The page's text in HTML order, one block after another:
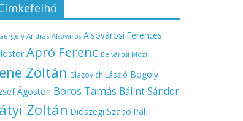
András Alsóváros Alsóvárosi Ferences
Apró Ferenc Belvárosi Mozi
Zoltán Blazovich László Bogoly
Ágoston Boros Tamás Bálint Sándor
Zoltán Diószegi Szabó Pál